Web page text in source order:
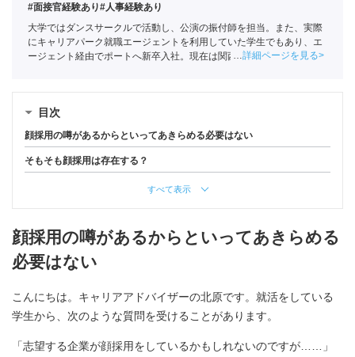
#面接官経験あり#人事経験あり
大学ではダンスサークルで活動し、公演の振付師を担当。また、実際
にキャリアパーク就職エージェントを利用していた学生でもあり、エ
ージェント経由でポートへ新卒入社。現在は関西の学生への支援を中
詳細ページを見る
目次
顔採用の噂があるからといってあきらめる必要はない
そもそも顔採用は存在する？
すべて表示
顔採用の噂があるからといってあきらめる
必要はない
こんにちは。キャリアアドバイザーの北原です。就活をしている
学生から、次のような質問を受けることがあります。
「志望する企業が顔採用をしているかもしれないのですが……」